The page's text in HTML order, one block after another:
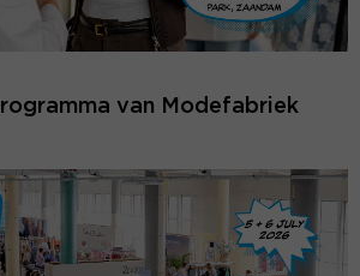
van Modefabriek